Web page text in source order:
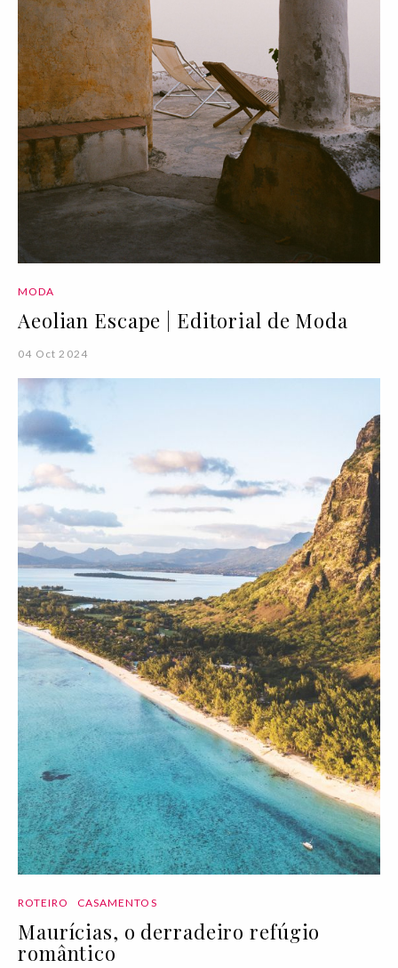
MODA
Aeolian Escape | Editorial de Moda
04 Oct 2024
ROTEIRO CASAMENTOS
Maurícias, o derradeiro refúgio
romântico